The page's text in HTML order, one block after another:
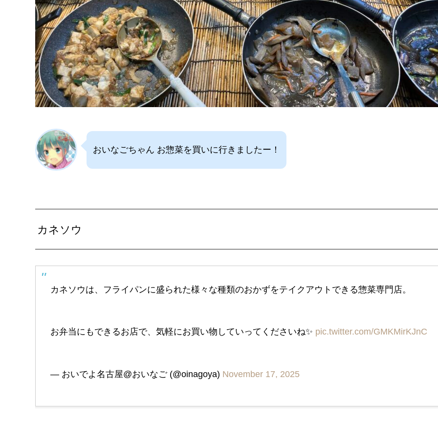
おいなごちゃん お惣菜を買いに行きましたー！
カネソウ
カネソウは、フライパンに盛られた様々な種類のおかずをテイクアウトできる惣菜専門店。
お弁当にもできるお店で、気軽にお買い物していってくださいね✨️ pic.twitter.com/GMKMirKJnC
— おいでよ名古屋@おいなご (@oinagoya) November 17, 2025